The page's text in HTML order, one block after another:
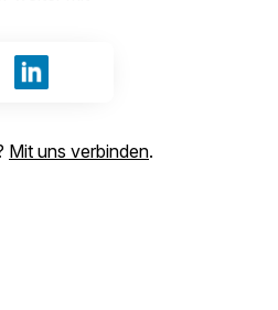
Anmelden mit LinkedIn
Mit uns verbinden.